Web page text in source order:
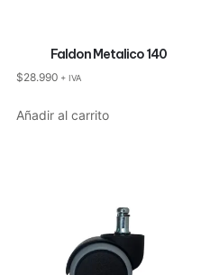
Faldon Metalico 140
$28.990 + IVA
Añadir al carrito